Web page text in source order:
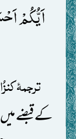
اَیُّكُمْ
ترجمۂ
کےقبضے میں